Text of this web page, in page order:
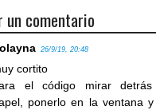
un comentario
26/9/19, 20:48
cortito
el código mirar
ponerlo en la ventana